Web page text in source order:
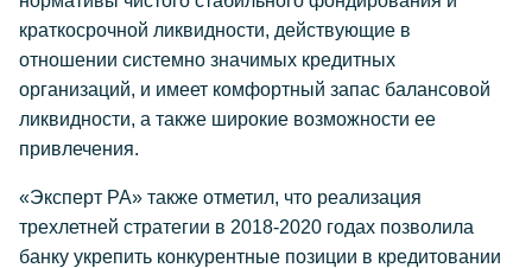
краткосрочной ликвидности, действующие в
отношении системно значимых кредитных
организаций, и имеет комфортный запас балансовой
ликвидности, а также широкие возможности ее
привлечения.
«Эксперт РА» также отметил, что реализация
трехлетней стратегии в 2018-2020 годах позволила
банку укрепить конкурентные позиции в кредитовании